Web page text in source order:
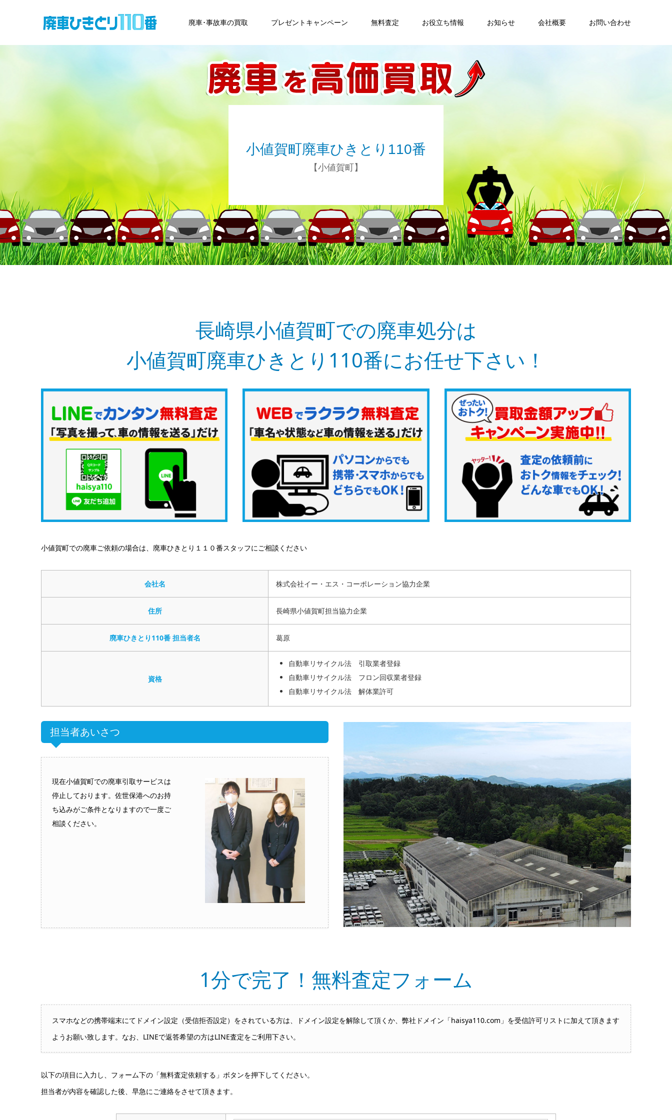
廃車･事故車の買取 プレゼントキャンペーン 無料査定 お役立ち情報 お知らせ 会社概要 お問い合わせ
小値賀町廃車ひきとり110番
【小値賀町】
長崎県小値賀町での廃車処分は
小値賀町廃車ひきとり110番にお任せ下さい！
小値賀町での廃車ご依頼の場合は、廃車ひきとり１１０番スタッフにご相談ください
会社名 株式会社イー・エス・コーポレーション協力企業
住所 長崎県小値賀町担当協力企業
廃車ひきとり110番 担当者名 葛原
資格
自動車リサイクル法 引取業者登録
自動車リサイクル法 フロン回収業者登録
自動車リサイクル法 解体業許可
担当者あいさつ
現在小値賀町での廃車引取サービスは
停止しております。佐世保港へのお持
ち込みがご条件となりますので一度ご
相談ください。
1分で完了！無料査定フォーム
スマホなどの携帯端末にてドメイン設定（受信拒否設定）をされている方は、ドメイン設定を解除して頂くか、弊社ドメイン「haisya110.com」を受信許可リストに加えて頂きます
ようお願い致します。なお、LINEで返答希望の方はLINE査定をご利用下さい。
以下の項目に入力し、フォーム下の「無料査定依頼する」ボタンを押下してください。
担当者が内容を確認した後、早急にご連絡をさせて頂きます。